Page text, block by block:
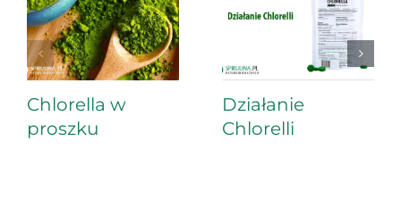
Chlorella w
proszku
Działanie
Chlorelli